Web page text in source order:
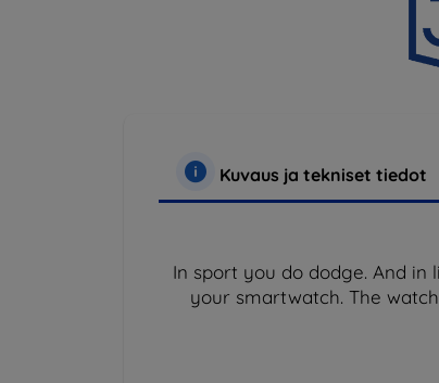
Kuvaus ja tekniset tiedot
In sport you do dodge. And in
your smartwatch. The